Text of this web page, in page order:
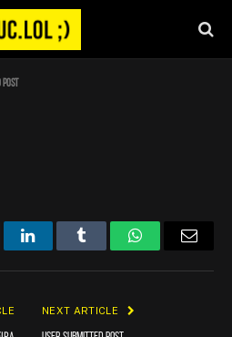
LinkedInTumblr WhatsApp
NEXT ARTICLE